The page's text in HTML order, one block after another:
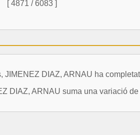
[ 4871 / 6083 ]
JIMENEZ DIAZ, ARNAU ha
DIAZ, ARNAU suma una variació